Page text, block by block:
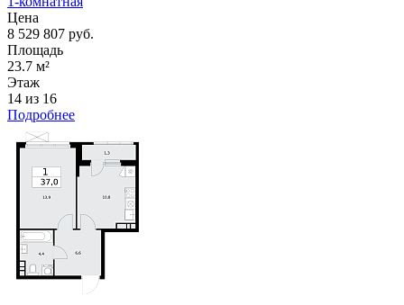
Цена
8 529 807 руб.
Площадь
23.7 м²
Этаж
14 из 16
Подробнее